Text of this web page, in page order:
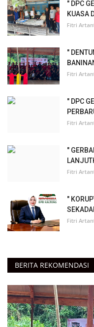
" DPC
KUASA
Fitri
"
Fitri
" DPC
Fitri
"
Fitri
"
Fitri
BERITA REKOMENDASI